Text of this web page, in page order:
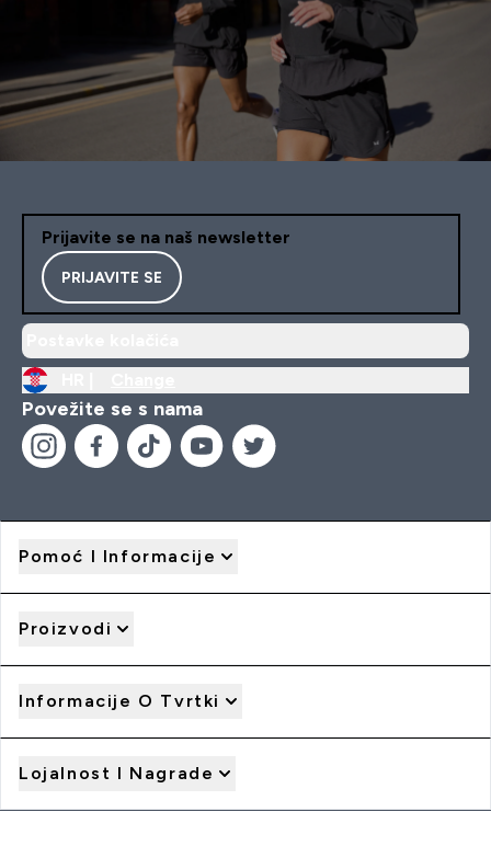
Prijavite se na naš newsletter
PRIJAVITE SE
Povežite se s nama
Pomoć I Informacije
Proizvodi
Informacije O Tvrtki
Lojalnost I Nagrade